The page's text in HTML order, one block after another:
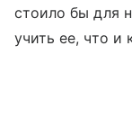
стоило бы для
учить ее, что и